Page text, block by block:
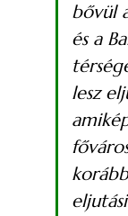
bővül
és a
lesz